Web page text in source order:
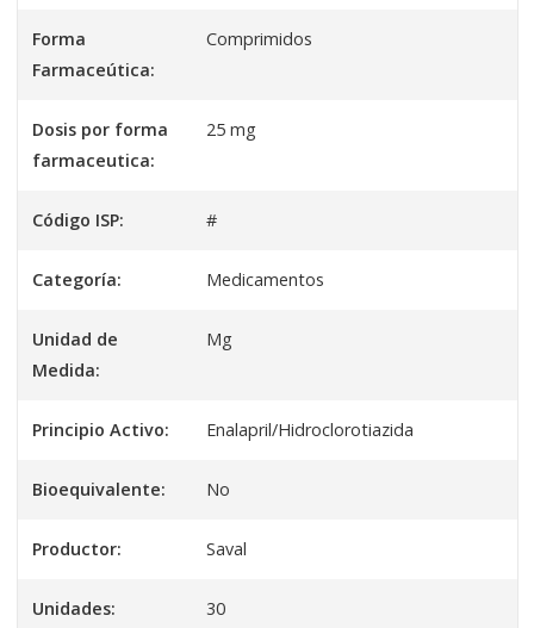
Forma
Farmaceútica:
Comprimidos
Dosis por forma
farmaceutica:
25 mg
Código ISP: #
Categoría: Medicamentos
Unidad de
Medida:
Mg
Principio Activo: Enalapril/Hidroclorotiazida
Bioequivalente: No
Productor: Saval
Unidades: 30